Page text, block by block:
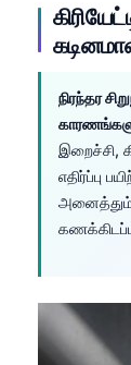
நிரந்தர
இறைச்சி,
எதிர்ப்பு
அனைத்தும்